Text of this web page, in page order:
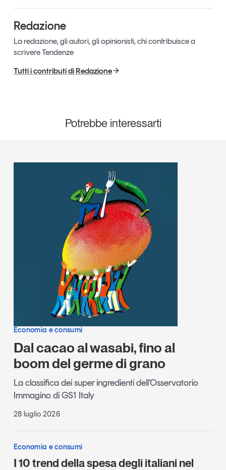
Redazione
La redazione, gli autori, gli opinionisti, chi contribuisce a
scrivere Tendenze
Tutti i contributi di Redazione
Potrebbe interessarti
Economia e consumi
Dal cacao al wasabi, fino al
boom del germe di grano
La classifica dei super ingredienti dell’Osservatorio
Immagino di GS1 Italy
28 luglio 2026
Economia e consumi
I 10 trend della spesa degli italiani nel